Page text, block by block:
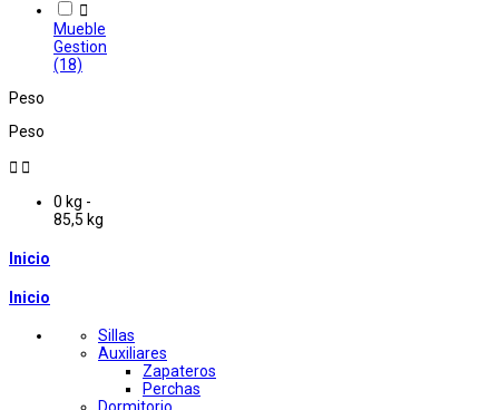

Mueble
Gestion
(18)
Peso
Peso
 
0 kg -
85,5 kg
Inicio
Inicio
Sillas
Auxiliares
Zapateros
Perchas